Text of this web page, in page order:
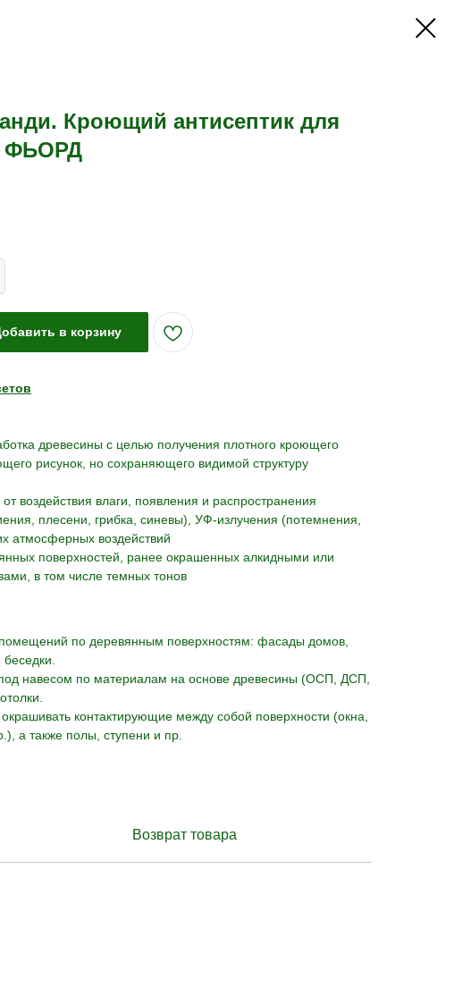
Кроющий антисептик для
ФЬОРД
в корзину
древесины с целью получения плотного кроющего
рисунок, но сохраняющего видимой структуру
воздействия влаги, появления и распространения
плесени, грибка, синевы), УФ-излучения (потемнения,
атмосферных воздействий
поверхностей, ранее окрашенных алкидными или
в том числе темных тонов
по деревянным поверхностям: фасады домов,
навесом по материалам на основе древесины (ОСП, ДСП,
контактирующие между собой поверхности (окна,
а также полы, ступени и пр.
Возврат товара